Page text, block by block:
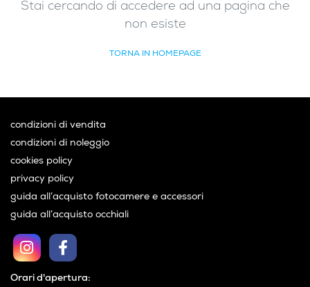
Stai cercando di accedere ad una pagina che
non esiste
TORNA IN HOMEPAGE
Orari d'apertura:
condizioni di vendita
condizioni di noleggio
cookies policy
privacy policy
guida all’acquisto fotocamere e accessori
guida all’acquisto occhiali